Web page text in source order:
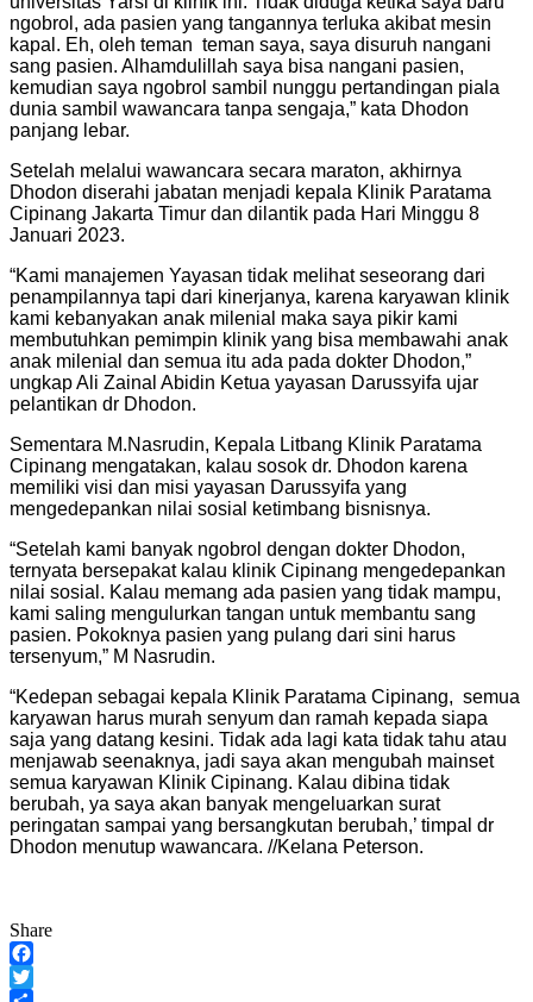
ngobrol, ada pasien yang tangannya terluka akibat mesin
kapal. Eh, oleh teman teman saya, saya disuruh nangani
sang pasien. Alhamdulillah saya bisa nangani pasien,
kemudian saya ngobrol sambil nunggu pertandingan piala
dunia sambil wawancara tanpa sengaja,” kata Dhodon
panjang lebar.
Setelah melalui wawancara secara maraton, akhirnya
Dhodon diserahi jabatan menjadi kepala Klinik Paratama
Cipinang Jakarta Timur dan dilantik pada Hari Minggu 8
Januari 2023.
“Kami manajemen Yayasan tidak melihat seseorang dari
penampilannya tapi dari kinerjanya, karena karyawan klinik
kami kebanyakan anak milenial maka saya pikir kami
membutuhkan pemimpin klinik yang bisa membawahi anak
anak milenial dan semua itu ada pada dokter Dhodon,”
ungkap Ali Zainal Abidin Ketua yayasan Darussyifa ujar
pelantikan dr Dhodon.
Sementara M.Nasrudin, Kepala Litbang Klinik Paratama
Cipinang mengatakan, kalau sosok dr. Dhodon karena
memiliki visi dan misi yayasan Darussyifa yang
mengedepankan nilai sosial ketimbang bisnisnya.
“Setelah kami banyak ngobrol dengan dokter Dhodon,
ternyata bersepakat kalau klinik Cipinang mengedepankan
nilai sosial. Kalau memang ada pasien yang tidak mampu,
kami saling mengulurkan tangan untuk membantu sang
pasien. Pokoknya pasien yang pulang dari sini harus
tersenyum,” M Nasrudin.
“Kedepan sebagai kepala Klinik Paratama Cipinang, semua
karyawan harus murah senyum dan ramah kepada siapa
saja yang datang kesini. Tidak ada lagi kata tidak tahu atau
menjawab seenaknya, jadi saya akan mengubah mainset
semua karyawan Klinik Cipinang. Kalau dibina tidak
berubah, ya saya akan banyak mengeluarkan surat
peringatan sampai yang bersangkutan berubah,’ timpal dr
Dhodon menutup wawancara. //Kelana Peterson.
Share
Facebook